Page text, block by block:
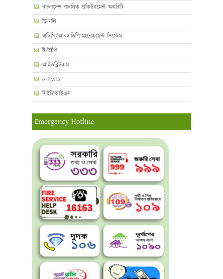
বাংলাদেশ পাবলিক প্রকিউরমেন্ট অথরিটি
ডি-নথি
এডিপি/আরএডিপি ম্যানেজমেন্ট সিস্টেম
ই-জিপি
আইডব্লিউএম
e-PMIS
সিইজিআইএস
Emergency Hotline